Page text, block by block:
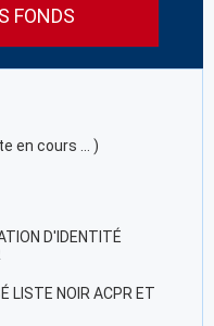
FONDS
en cours … )
D'IDENTITÉ
LISTE NOIR ACPR ET